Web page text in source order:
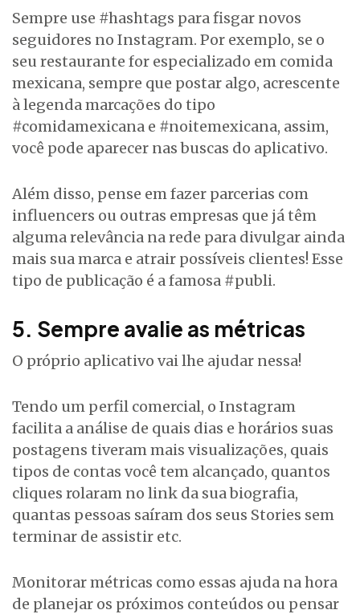
Sempre use #hashtags para fisgar novos
seguidores no Instagram. Por exemplo, se o
seu restaurante for especializado em comida
mexicana, sempre que postar algo, acrescente
à legenda marcações do tipo
#comidamexicana e #noitemexicana, assim,
você pode aparecer nas buscas do aplicativo.
Além disso, pense em fazer parcerias com
influencers ou outras empresas que já têm
alguma relevância na rede para divulgar ainda
mais sua marca e atrair possíveis clientes! Esse
tipo de publicação é a famosa #publi.
5. Sempre avalie as métricas
O próprio aplicativo vai lhe ajudar nessa!
Tendo um perfil comercial, o Instagram
facilita a análise de quais dias e horários suas
postagens tiveram mais visualizações, quais
tipos de contas você tem alcançado, quantos
cliques rolaram no link da sua biografia,
quantas pessoas saíram dos seus Stories sem
terminar de assistir etc.
Monitorar métricas como essas ajuda na hora
de planejar os próximos conteúdos ou pensar